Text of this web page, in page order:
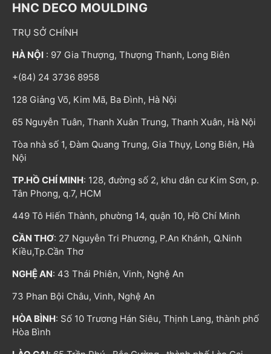
HNC DECO MOULDING
TRỤ SỞ CHÍNH
HÀ NỘI : 97 Gia Thượng, Thượng Thanh, Long Biên
+(84) 24 3736 8958
128 Giảng Võ, Kim Mã, Ba Đình, Hà Nội
65 Nguyễn Tuân, Thanh Xuân Trung, Thanh Xuân, Hà Nội
Tòa nhà số 1, Đàm Quang Trung, Gia Thụy, Long Biên, Hà
Nội
TP.HỒ CHÍ MINH: 128, đường số 2, khu dân cư Kim Sơn, p.
Tân Phong, q.7, HCM
449 Tô Hiến Thành, phường 14, quận 10, Hồ Chí Minh
CẦN THƠ: 27 Nguyễn Tri Phương, P.An Khánh, Q.Ninh
Kiều,Tp.Cần Thơ
NGHỆ AN: 43 Thái Phiên, Vinh, Nghệ An
73 Phan Bội Châu, Vinh, Nghệ An
HÒA BÌNH: Số 10 Trương Hán Siêu, Thịnh Lang, thành phố
Hòa Bình